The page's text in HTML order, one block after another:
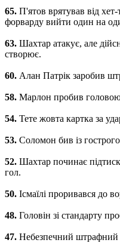
65. П'ятов врятував від
форварду вийти один на
63. Шахтар атакує, але
створює.
60. Алан Патрік заробив
58. Марлон пробив
54. Тете жовта картка за
53. Соломон бив із
52. Шахтар починає
гол.
50. Ісмаїлі проривався до
48. Головін зі стандарту
47. Небезпечний штрафний